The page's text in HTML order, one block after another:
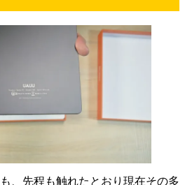
、先程も触れたとおり現在その多